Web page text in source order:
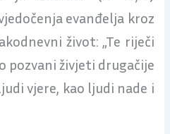
evanđelja kroz
život: „Te riječi
pozvani živjeti drugačije
vjere, kao ljudi nade i